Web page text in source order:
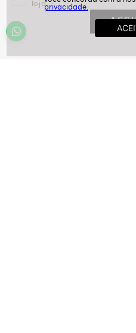
privacidade.
loja